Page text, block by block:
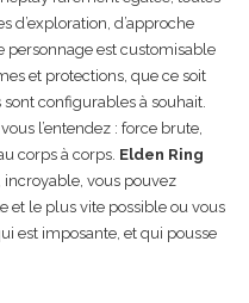
d’exploration, d’approche
personnage est customisable
et protections, que ce soit
configurables à souhait.
l’entendez : force brute,
corps à corps. Elden Ring
incroyable, vous pouvez
et le plus vite possible ou vous
est imposante, et qui pousse